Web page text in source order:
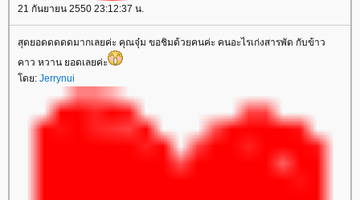
21 กันยายน 2550 23:12:37 น.
สุดยอดดดดดมากเลยค่ะ คุณจุ๋ม ขอชิมด้วยคนค่ะ คนอะไรเก่งสารพัด กับข้าว
คาว หวาน ยอดเลยค่ะ
โดย: Jerrynui